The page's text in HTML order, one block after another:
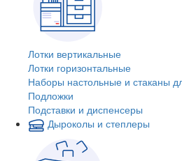
Лотки вертикальные
Лотки горизонтальные
Наборы настольные и стаканы
Подложки
Подставки и диспенсеры
Дыроколы и степлеры